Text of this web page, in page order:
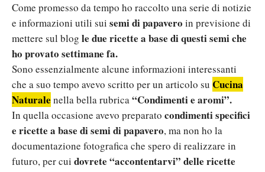
Come promesso da tempo ho raccolto una serie di notizie
e informazioni utili sui semi di papavero in previsione di
mettere sul blog le due ricette a base di questi semi che
ho provato settimane fa.
Sono essenzialmente alcune informazioni interessanti
che a suo tempo avevo scritto per un articolo su Cucina
Naturale nella bella rubrica“Condimenti e aromi”.
In quella occasione avevo preparato condimenti specifici
e ricette a base di semi di papavero, ma non ho la
documentazione fotografica che spero di realizzare in
futuro, per cui dovrete “accontentarvi” delle ricette